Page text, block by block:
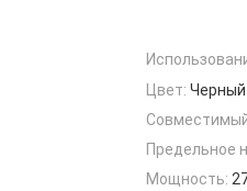
Цвет: Черный
Предельное
Мощность: